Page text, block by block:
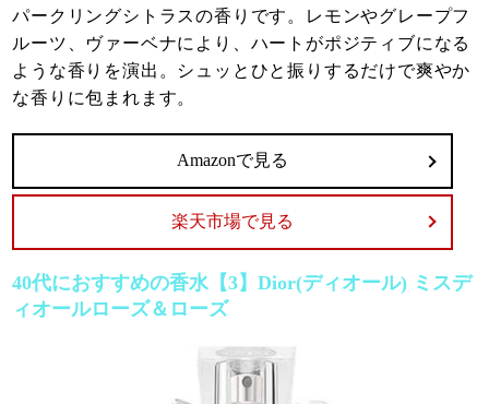
パークリングシトラスの香りです。レモンやグレープフ
ルーツ、ヴァーベナにより、ハートがポジティブになる
ような香りを演出。シュッとひと振りするだけで爽やか
な香りに包まれます。
Amazonで見る
楽天市場で見る
40代におすすめの香水【3】Dior(ディオール) ミスデ
ィオールローズ＆ローズ